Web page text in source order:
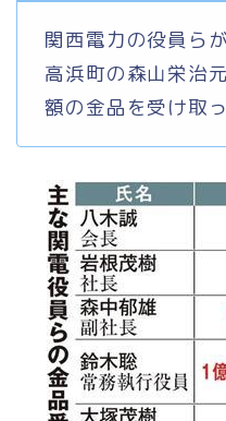
関西電力の役員ら
高浜町の森山栄治
額の金品を受け取